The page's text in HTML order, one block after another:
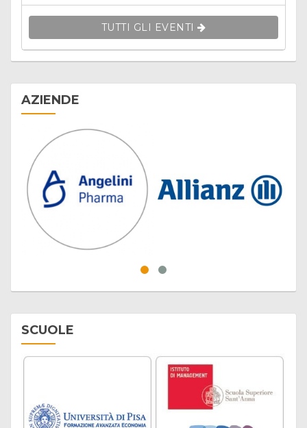
TUTTI GLI EVENTI
AZIENDE
SCUOLE